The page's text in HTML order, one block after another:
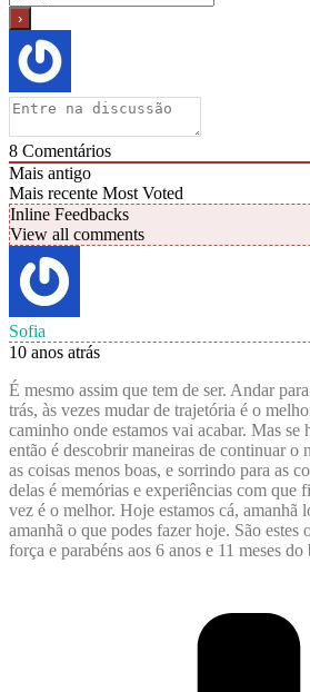
8 Comentários
Mais antigo
Mais recente Most Voted
Inline Feedbacks
View all comments
Sofia
10 anos atrás
É mesmo assim que tem de ser. Andar
trás, às vezes mudar de trajetória é o
caminho onde estamos vai acabar. Mas se
então é descobrir maneiras de continuar o
as coisas menos boas, e sorrindo para as
delas é memórias e experiências com que
vez é o melhor. Hoje estamos cá, amanhã
amanhã o que podes fazer hoje. São estes
força e parabéns aos 6 anos e 11 meses do